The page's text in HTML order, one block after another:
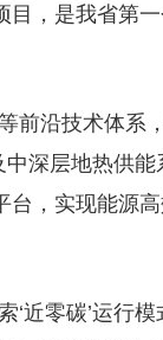
，是我省第
前沿技术体系
中深层地热供
，实现能源
近零碳’运行